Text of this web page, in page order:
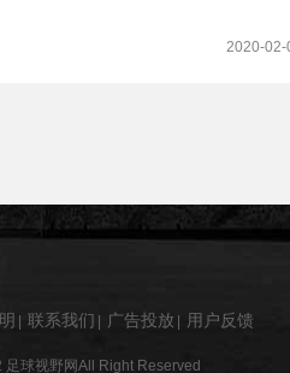
2020-
联系我们 广告投放 用户反馈
足球视野网All Right Reserved